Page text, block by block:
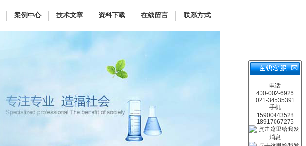
案例中心 技术文章 资料下载 在线留言 联系方式
电话
400-002-6926
021-34535391
手机
15900443528
18917067275